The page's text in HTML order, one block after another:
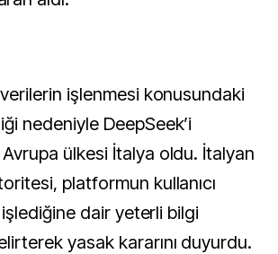
işlenmesi konusundaki
nedeniyle DeepSeek’i
ülkesi İtalya oldu. İtalyan
platformun kullanıcı
işlediğine dair yeterli bilgi
yasak kararını duyurdu.